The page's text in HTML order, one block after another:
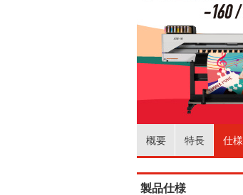
概要 特長 仕様
製品仕様